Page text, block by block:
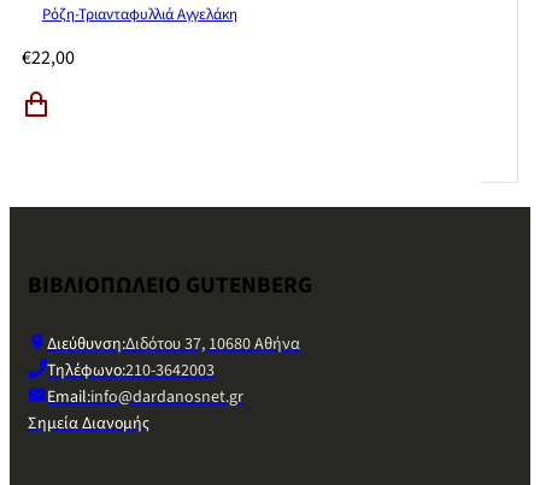
Ρόζη-Τριανταφυλλιά Αγγελάκη
€22,00
ΒΙΒΛΙΟΠΩΛΕΙΟ GUTENBERG
Διεύθυνση:Διδότου 37, 10680 Αθήνα
Τηλέφωνο:210-3642003
Email:info@dardanosnet.gr
Σημεία Διανομής